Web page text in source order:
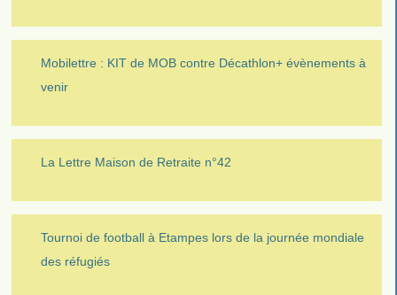
Mobilettre : KIT de MOB contre Décathlon+ évènements à
venir
La Lettre Maison de Retraite n°42
Tournoi de football à Etampes lors de la journée mondiale
des réfugiés